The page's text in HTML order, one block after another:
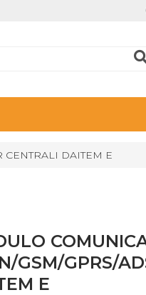
CENTRALI DAITEM E
GSM/GPRS/
E